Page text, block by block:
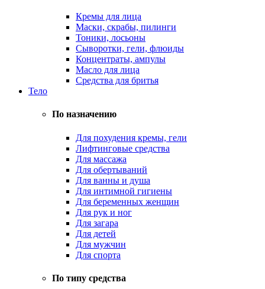
Кремы для лица
Маски, скрабы, пилинги
Тоники, лосьоны
Сыворотки, гели, флюиды
Концентраты, ампулы
Масло для лица
Средства для бритья
Тело
По назначению
Для похудения кремы, гели
Лифтинговые средства
Для массажа
Для обертываний
Для ванны и душа
Для интимной гигиены
Для беременных женщин
Для рук и ног
Для загара
Для детей
Для мужчин
Для спорта
По типу средства